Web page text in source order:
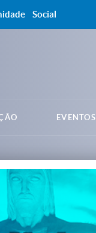
EVENTOS
Social